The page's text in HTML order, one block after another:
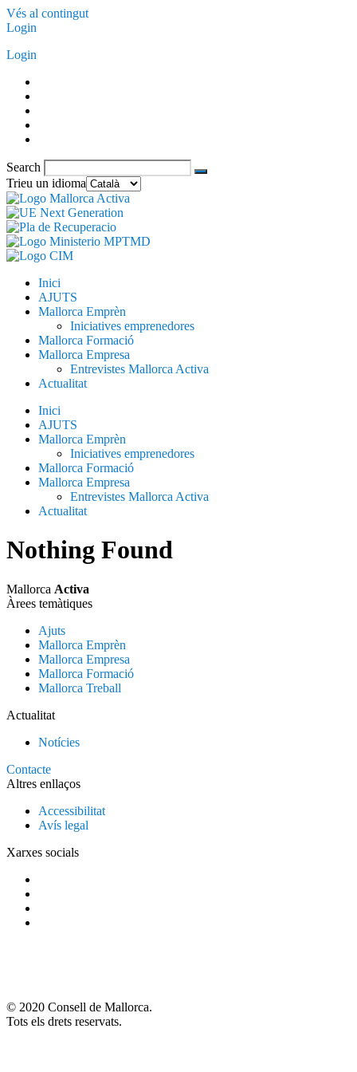
Vés al contingut
Login
Login
Search
Trieu un idioma
Inici
AJUTS
Mallorca Emprèn
Iniciatives emprenedores
Mallorca Formació
Mallorca Empresa
Entrevistes Mallorca Activa
Actualitat
Inici
AJUTS
Mallorca Emprèn
Iniciatives emprenedores
Mallorca Formació
Mallorca Empresa
Entrevistes Mallorca Activa
Actualitat
Nothing Found
Mallorca Activa
Àrees temàtiques
Ajuts
Mallorca Emprèn
Mallorca Empresa
Mallorca Formació
Mallorca Treball
Actualitat
Notícies
Contacte
Altres enllaços
Accessibilitat
Avís legal
Xarxes socials
© 2020 Consell de Mallorca.
Tots els drets reservats.